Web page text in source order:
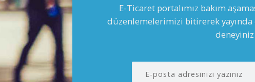
E-Ticaret portalımız bakım
düzenlemelerimizi bitirerek yayında
deneyiniz